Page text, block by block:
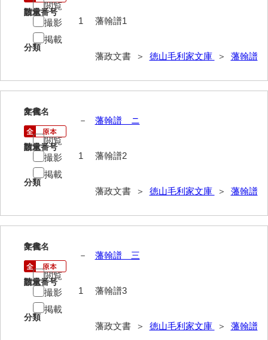
御引越記
御産一件
御就国記
御道中日記
御防方御奉記
請求番号
藩翰譜1
分類
藩政文書 ＞ 徳山毛利家文庫 ＞ 藩翰譜
数量
1
閲覧
撮影
掲載
2
文書名
藩翰譜 ニ
請求番号
藩翰譜2
分類
藩政文書 ＞ 徳山毛利家文庫 ＞ 藩翰譜
年代
－
数量
1
閲覧
撮影
掲載
3
文書名
藩翰譜 三
請求番号
藩翰譜3
分類
藩政文書 ＞ 徳山毛利家文庫 ＞ 藩翰譜
年代
－
数量
1
閲覧
撮影
掲載